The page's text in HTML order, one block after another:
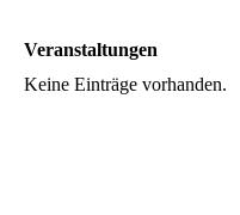
Veranstaltungen
Keine Einträge vorhanden.